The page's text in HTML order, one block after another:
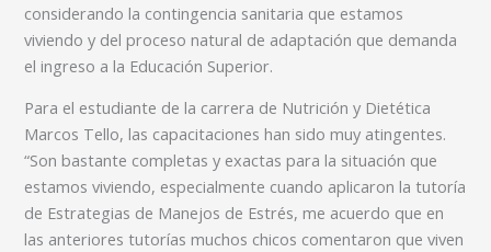
considerando la contingencia sanitaria que estamos
viviendo y del proceso natural de adaptación que demanda
el ingreso a la Educación Superior.
Para el estudiante de la carrera de Nutrición y Dietética
Marcos Tello, las capacitaciones han sido muy atingentes.
“Son bastante completas y exactas para la situación que
estamos viviendo, especialmente cuando aplicaron la tutoría
de Estrategias de Manejos de Estrés, me acuerdo que en
las anteriores tutorías muchos chicos comentaron que viven